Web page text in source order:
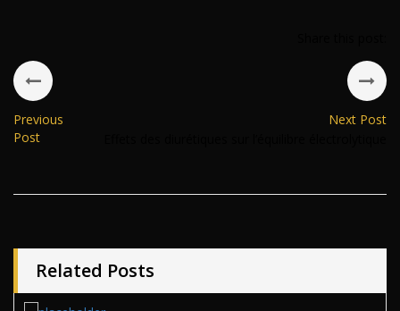
Previous
Post
Next Post
Related Posts